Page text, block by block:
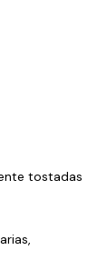
tostadas